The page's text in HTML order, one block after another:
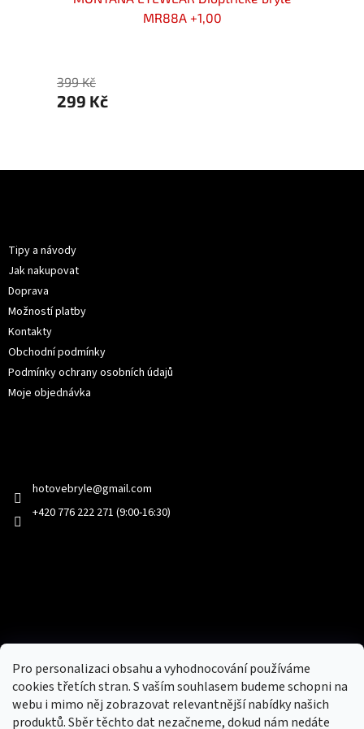
Pro personalizaci obsahu a vyhodnocování používáme
cookies třetích stran. S vaším souhlasem budeme schopni na
webu i mimo něj zobrazovat relevantnější nabídky našich
produktů. Sběr těchto dat nezačneme, dokud nám nedáte
MR88A +1,00
399 Kč
299 Kč
Tipy a návody
Jak nakupovat
Doprava
Možností platby
Kontakty
Obchodní podmínky
Podmínky ochrany osobních údajů
Moje objednávka
hotovebryle@gmail.com
+420 776 222 271 (9:00-16:30)